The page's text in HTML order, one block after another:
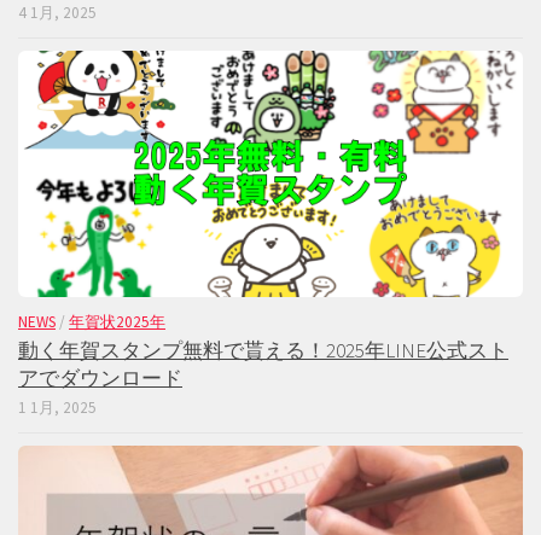
4 1月, 2025
NEWS / 年賀状2025年
動く年賀スタンプ無料で貰える！2025年LINE公式スト
アでダウンロード
1 1月, 2025